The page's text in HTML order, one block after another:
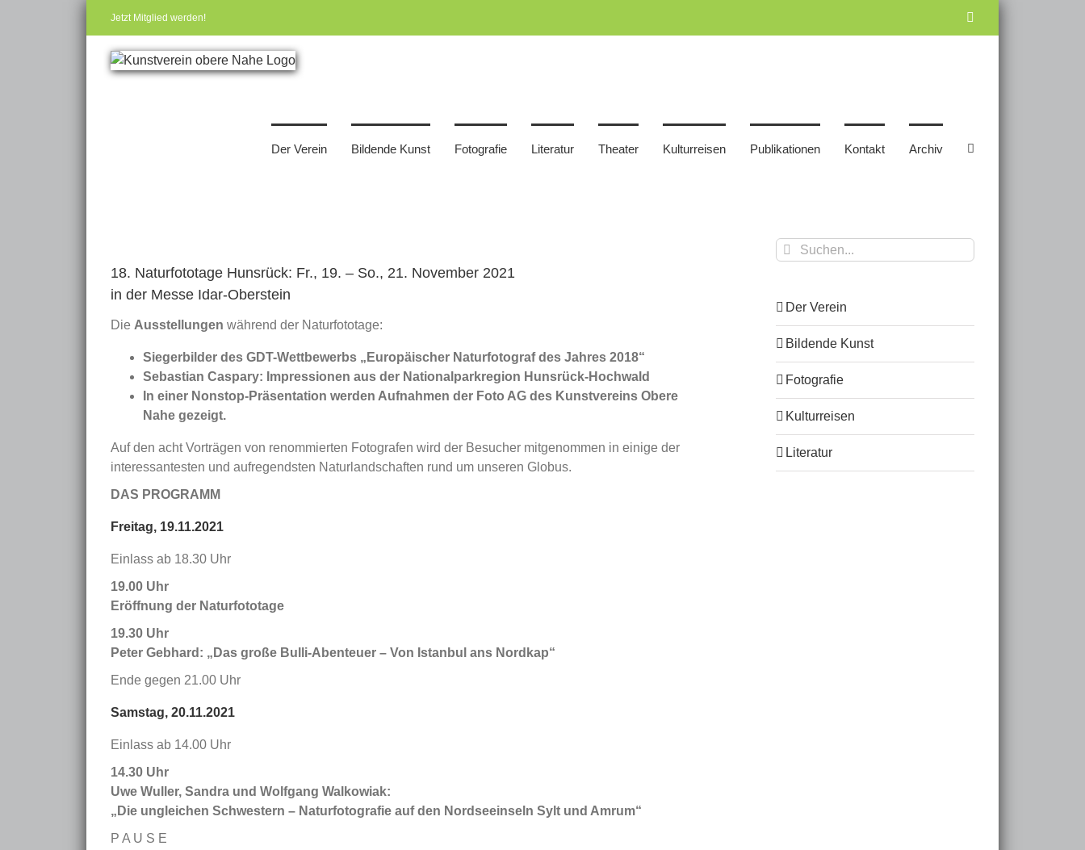
Jetzt Mitglied werden!
Der Verein Bildende Kunst Fotografie Literatur Theater Kulturreisen Publikationen Kontakt Archiv
grösseres
18. Naturfototage Hunsrück: Fr., 19. – So., 21. November 2021
in der Messe Idar-Oberstein
Die Ausstellungen während der Naturfototage:
Siegerbilder des GDT-Wettbewerbs „Europäischer Naturfotograf des Jahres 2018“
Sebastian Caspary: Impressionen aus der Nationalparkregion Hunsrück-Hochwald
In einer Nonstop-Präsentation werden Aufnahmen der Foto AG des Kunstvereins Obere
Nahe gezeigt.
Auf den acht Vorträgen von renommierten Fotografen wird der Besucher mitgenommen in einige der
interessantesten und aufregendsten Naturlandschaften rund um unseren Globus.
DAS PROGRAMM
Freitag, 19.11.2021
Einlass ab 18.30 Uhr
19.00 Uhr
Eröffnung der Naturfototage
19.30 Uhr
Peter Gebhard: „Das große Bulli-Abenteuer – Von Istanbul ans Nordkap“
Ende gegen 21.00 Uhr
Samstag, 20.11.2021
Einlass ab 14.00 Uhr
14.30 Uhr
Uwe Wuller, Sandra und Wolfgang Walkowiak:
„Die ungleichen Schwestern – Naturfotografie auf den Nordseeinseln Sylt und Amrum“
P A U S E
Suche
nach:
Der Verein
Bildende Kunst
Fotografie
Kulturreisen
Literatur